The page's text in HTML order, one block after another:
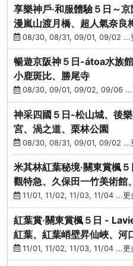
享樂神戶‧和服體驗５日～
漫嵐山渡月橋、超人氣奈良
08/30, 08/31, 09/01, 09/02 ...
暢遊京阪神５日-átoa水族
小鹿斑比、勝尾寺
08/30, 09/01, 09/02, 09/06 ...
神采四國５日-松山城、後
宮、渦之道、栗林公園
08/30, 08/31, 09/01, 09/02 ...
米其林紅葉秘境‧關東賞楓
觀特急、久保田一竹美術館
杏大道
11/01, 11/02, 11/03, 11/04 ...更
紅葉賞‧關東賞楓５日 -
紅葉、紅葉峭壁昇仙峽、河
山、海鮮盛宴
11/01, 11/02, 11/03, 11/04 ...更